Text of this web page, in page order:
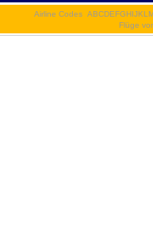
Airline Codes ABCDEFGHIJKL
Flüge